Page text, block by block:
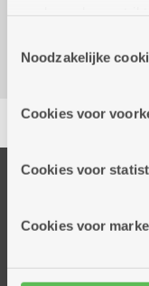
cookies hebben we
cookies worden
informatie over
partners kunnen
Noodzakelijke
Cookies voor
Cookies voor
Cookies voor
Corneel van
Onze